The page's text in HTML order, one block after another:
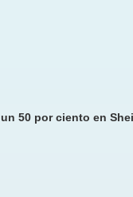
50 por ciento en